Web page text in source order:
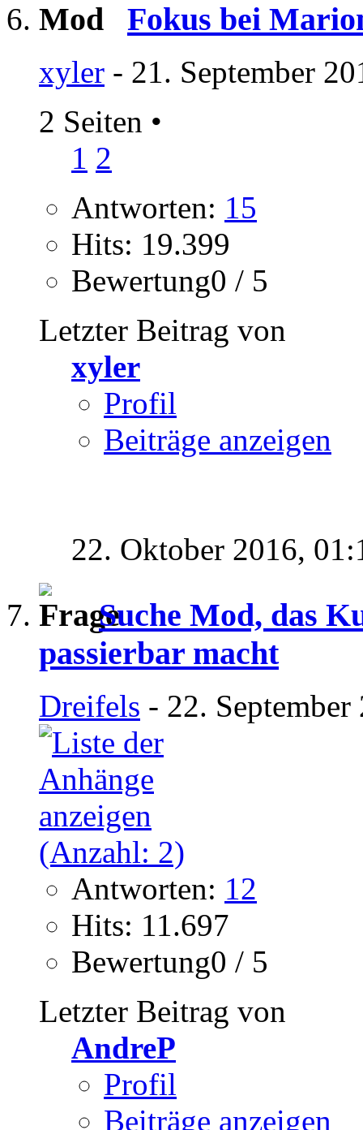
Fokus bei
xyler - 21. September
2 Seiten •
1 2
Antworten: 15
Hits: 19.399
Bewertung0 / 5
Letzter Beitrag von
xyler
Profil
Beiträge anzeigen
22. Oktober 2016,
Suche Mod, das
passierbar macht
Dreifels - 22.
Antworten: 12
Hits: 11.697
Bewertung0 / 5
Letzter Beitrag von
AndreP
Profil
Beiträge anzeigen